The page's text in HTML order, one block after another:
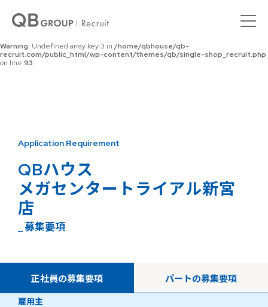
Warning : Undefined array key 0 in
recruit.com/public_html/wp-content/themes/qb/single-shop_recruit.php
on line92
Warning: Undefined array key 3 in /home/qbhouse/qb-
recruit.com/public_html/wp-content/themes/qb/single-shop_recruit.php
on line 93
Application Requirement
QBハウス
メガセンタートライアル新宮
店
_ 募集要項
正社員の募集要項 パートの募集要項
雇用主